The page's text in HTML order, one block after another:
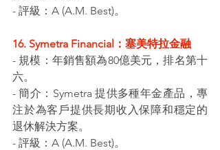
- 評級：A (A.M. Best)。
16. Symetra Financial：塞美特拉金融
- 規模：年銷售額為80億美元，排名第十
六。
- 簡介：Symetra 提供多種年金產品，專
注於為客戶提供長期收入保障和穩定的
退休解決方案。
- 評級：A (A.M. Best)。